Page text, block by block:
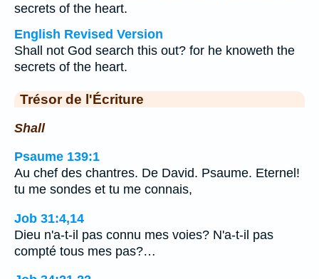
secrets of the heart.
English Revised Version
Shall not God search this out? for he knoweth the
secrets of the heart.
Trésor de l'Écriture
Shall
Psaume 139:1
Au chef des chantres. De David. Psaume. Eternel!
tu me sondes et tu me connais,
Job 31:4,14
Dieu n'a-t-il pas connu mes voies? N'a-t-il pas
compté tous mes pas?…